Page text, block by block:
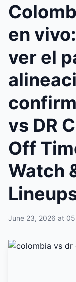
en
ver el
vs DR
Off
Watch
June 23, 2026 at